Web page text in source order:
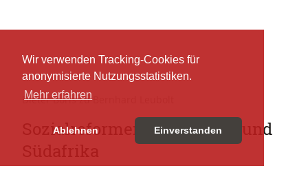
Wir verwenden Tracking-Cookies für
anonymisierte Nutzungsstatistiken.
Mehr erfahren
Ablehnen Einverstanden
Dieter Boris zu Bernhard Leubolt
Sozialreformen in Brasilien und